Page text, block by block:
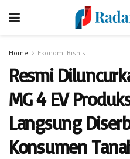
Home Ekonomi Bisnis
Resmi
MG 4 EV
Langsung
Konsumen